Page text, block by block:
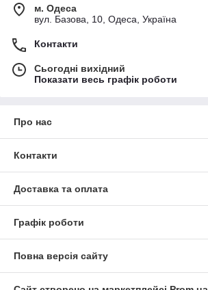
м. Одеса
вул. Базова, 10, Одеса, Україна
Контакти
Сьогодні вихідний
Показати весь графік роботи
Про нас
Контакти
Доставка та оплата
Графік роботи
Повна версія сайту